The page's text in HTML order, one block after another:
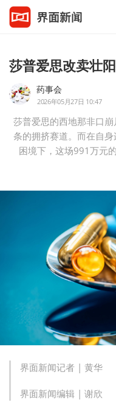
莎普爱思改卖壮
药事会
2026年05月27日 10:47
莎普爱思的西地那非口
条的拥挤赛道。而在自
困境下，这场991万元
界面新闻记者 | 黄华
界面新闻编辑 | 谢欣